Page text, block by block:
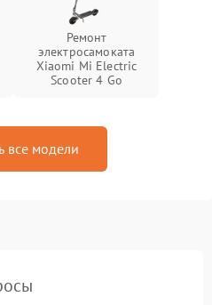
Ремонт
электросамоката
Xiaomi Mi Electric
Scooter 4 Go
все модели